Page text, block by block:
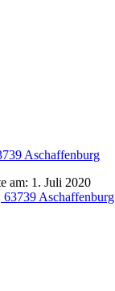
Aschaffenburg
am: 1. Juli 2020
63739 Aschaffenburg